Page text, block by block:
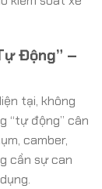
Động” –
tại, không
“tự động” cân
camber,
cần sự can